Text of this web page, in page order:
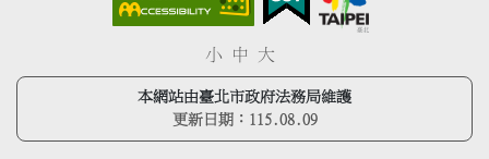
小 中 大
本網站由臺北市政府法務局維護
更新日期： 115.08.09